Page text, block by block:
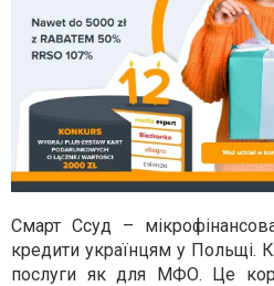
Смарт Ссуд –
кредити українцям у Польщі.
послуги як для МФО. Це